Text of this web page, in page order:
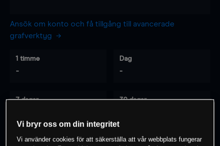
Ansök om konto och få tillgång till avancerade
grafverktyg
1 timme
-
Dag
-
7 dagar 30 dagar
Vi bryr oss om din integritet
Vi använder cookies för att säkerställa att vår webbplats fungerar